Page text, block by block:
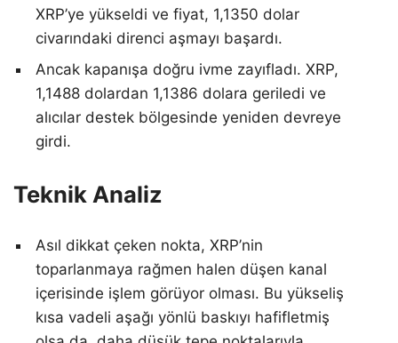
XRP’ye yükseldi ve fiyat, 1,1350 dolar
civarındaki direnci aşmayı başardı.
Ancak kapanışa doğru ivme zayıfladı. XRP,
1,1488 dolardan 1,1386 dolara geriledi ve
alıcılar destek bölgesinde yeniden devreye
girdi.
Teknik Analiz
Asıl dikkat çeken nokta, XRP’nin
toparlanmaya rağmen halen düşen kanal
içerisinde işlem görüyor olması. Bu yükseliş
kısa vadeli aşağı yönlü baskıyı hafifletmiş